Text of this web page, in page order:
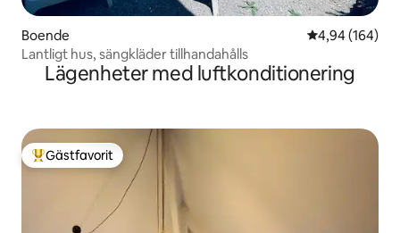
Boende 4,94 av 5 i
4,94 (164)
Lantligt hus, sängkläder tillhandahålls
Lägenheter med luftkonditionering
Populär gästfavorit
Gästfavorit